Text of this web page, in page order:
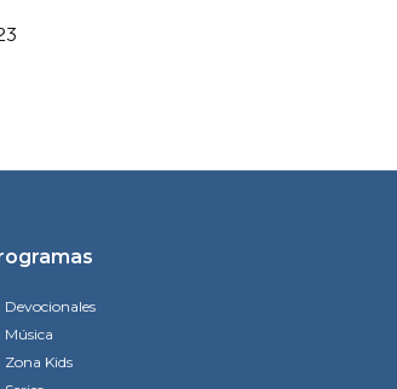
Devocionales
Música
Zona Kids